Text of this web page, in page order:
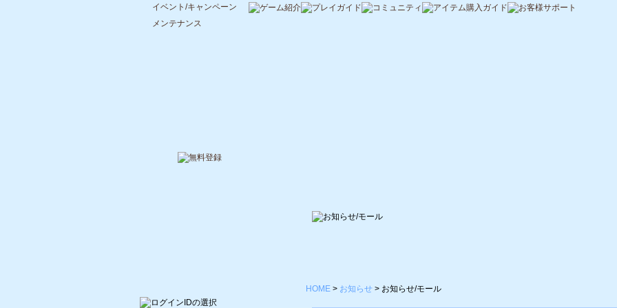
イベント/キャンペーン
メンテナンス
HOME > お知らせ > お知らせ/モール